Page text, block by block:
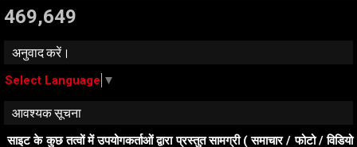
469,649
अनुवाद करें।
Select Language ▼
आवश्यक सूचना
साइट के कुछ तत्वों में उपयोगकर्ताओं द्वारा प्रस्तुत सामग्री ( समाचार / फोटो / विडियो